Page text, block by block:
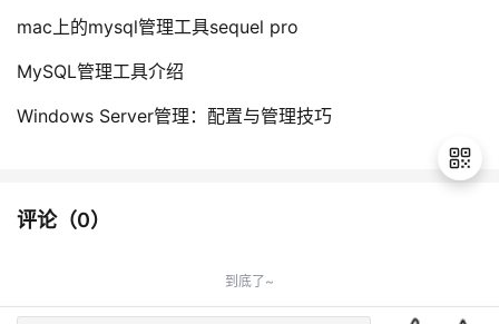
mac上的mysql管理工具sequel pro
MySQL管理工具介绍
Windows Server管理：配置与管理技巧
评论（0）
到底了~